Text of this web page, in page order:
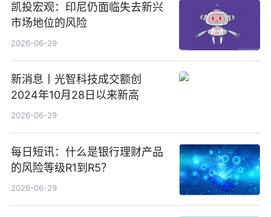
凯投宏观：印尼仍面临失去新兴
市场地位的风险
2026-06-29
新消息丨光智科技成交额创
2024年10月28日以来新高
2026-06-29
每日短讯：什么是银行理财产品
的风险等级R1到R5？
2026-06-29